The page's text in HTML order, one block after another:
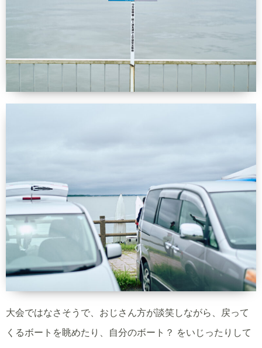
大会ではなさそうで、おじさん方が談笑しながら、戻って
くるボートを眺めたり、自分のボート？ をいじったりして